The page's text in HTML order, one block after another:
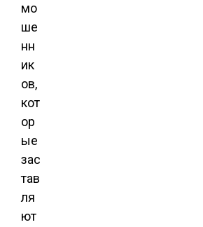
мо
ше
нн
ик
ов,
кот
ор
ые
зас
тав
ля
ют